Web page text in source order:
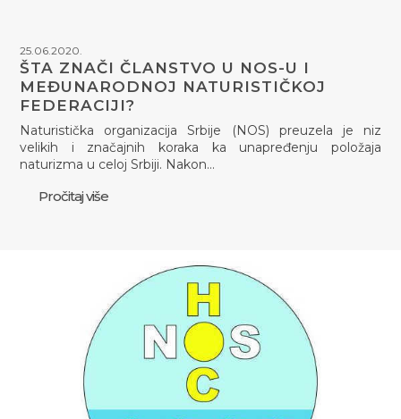
25.06.2020.
ŠTA ZNAČI ČLANSTVO U NOS-U I
MEĐUNARODNOJ NATURISTIČKOJ
FEDERACIJI?
Naturistička organizacija Srbije (NOS) preuzela je niz
velikih i značajnih koraka ka unapređenju položaja
naturizma u celoj Srbiji. Nakon…
Pročitaj više